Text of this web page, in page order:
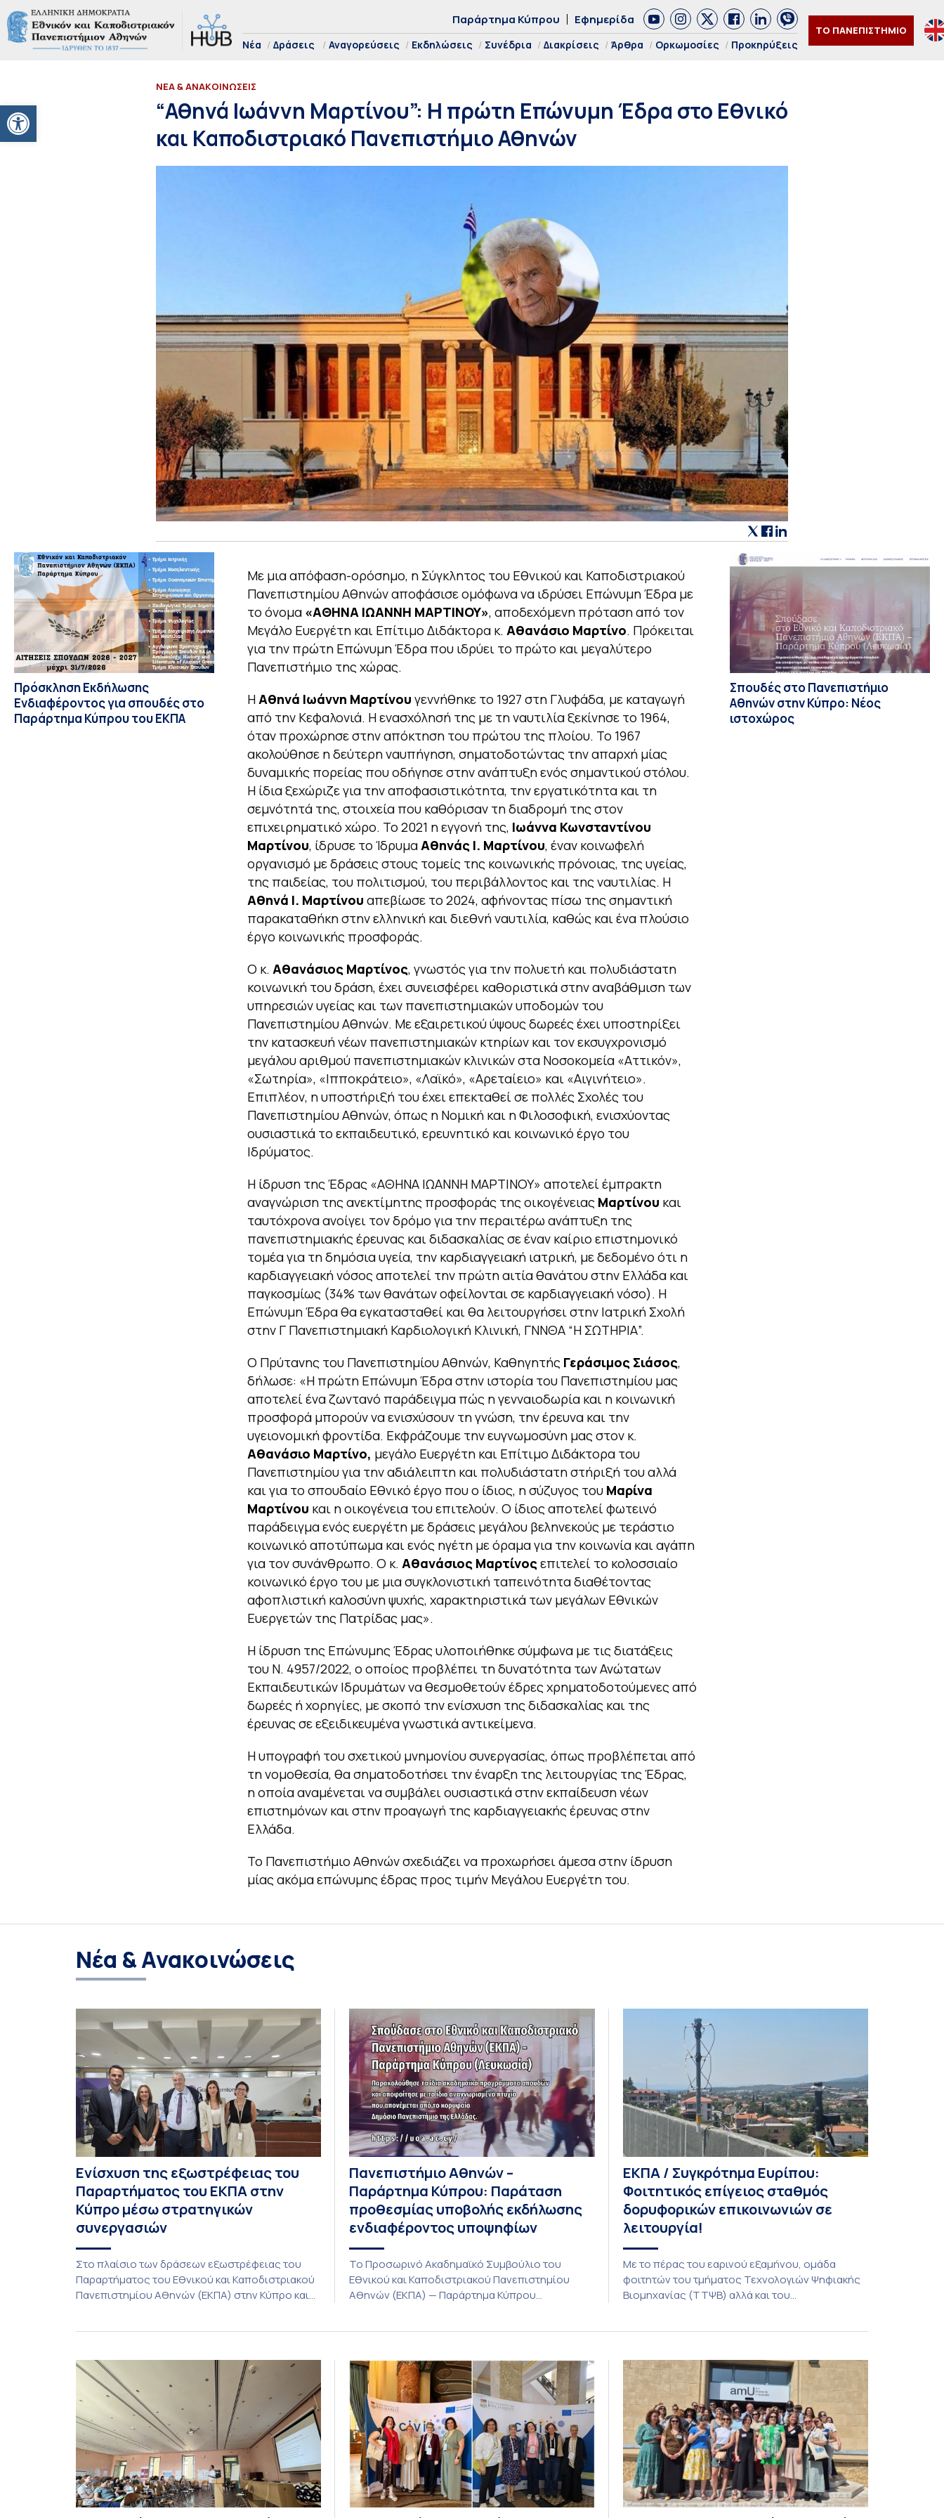
Ανοίξτε τη γραμμή εργαλείων
Παράρτημα Κύπρου Εφημερίδα
Νέα Δράσεις Αναγορεύσεις Εκδηλώσεις Συνέδρια Διακρίσεις Άρθρα Ορκωμοσίες Προκηρύξεις
ΤΟ ΠΑΝΕΠΙΣΤΗΜΙΟ
ΝΕΑ & ΑΝΑΚΟΙΝΩΣΕΙΣ
“Αθηνά Ιωάννη Μαρτίνου”: Η πρώτη Επώνυμη Έδρα στο Εθνικό
και Καποδιστριακό Πανεπιστήμιο Αθηνών
Πρόσκληση Εκδήλωσης
Ενδιαφέροντος για σπουδές στο
Παράρτημα Κύπρου του ΕΚΠΑ
Με μια απόφαση-ορόσημο, η Σύγκλητος του Εθνικού και Καποδιστριακού
Πανεπιστημίου Αθηνών αποφάσισε ομόφωνα να ιδρύσει Επώνυμη Έδρα με
το όνομα «ΑΘΗΝΑ ΙΩΑΝΝΗ ΜΑΡΤΙΝΟΥ», αποδεχόμενη πρόταση από τον
Μεγάλο Ευεργέτη και Επίτιμο Διδάκτορα κ. Αθανάσιο Μαρτίνο. Πρόκειται
για την πρώτη Επώνυμη Έδρα που ιδρύει το πρώτο και μεγαλύτερο
Πανεπιστήμιο της χώρας.
ΗΑθηνά Ιωάννη Μαρτίνου γεννήθηκε το 1927 στη Γλυφάδα, με καταγωγή
από την Κεφαλονιά. Η ενασχόλησή της με τη ναυτιλία ξεκίνησε το 1964,
όταν προχώρησε στην απόκτηση του πρώτου της πλοίου. Το 1967
ακολούθησε η δεύτερη ναυπήγηση, σηματοδοτώντας την απαρχή μίας
δυναμικής πορείας που οδήγησε στην ανάπτυξη ενός σημαντικού στόλου.
Η ίδια ξεχώριζε για την αποφασιστικότητα, την εργατικότητα και τη
σεμνότητά της, στοιχεία που καθόρισαν τη διαδρομή της στον
επιχειρηματικό χώρο. Το 2021 η εγγονή της, Ιωάννα Κωνσταντίνου
Μαρτίνου, ίδρυσε το ΊδρυμαΑθηνάς Ι. Μαρτίνου, έναν κοινωφελή
οργανισμό με δράσεις στους τομείς της κοινωνικής πρόνοιας, της υγείας,
της παιδείας, του πολιτισμού, του περιβάλλοντος και της ναυτιλίας. Η
Αθηνά Ι. Μαρτίνου απεβίωσε το 2024, αφήνοντας πίσω της σημαντική
παρακαταθήκη στην ελληνική και διεθνή ναυτιλία, καθώς και ένα πλούσιο
έργο κοινωνικής προσφοράς.
Ο κ. Αθανάσιος Μαρτίνος, γνωστός για την πολυετή και πολυδιάστατη
κοινωνική του δράση, έχει συνεισφέρει καθοριστικά στην αναβάθμιση των
υπηρεσιών υγείας και των πανεπιστημιακών υποδομών του
Πανεπιστημίου Αθηνών. Με εξαιρετικού ύψους δωρεές έχει υποστηρίξει
την κατασκευή νέων πανεπιστημιακών κτηρίων και τον εκσυγχρονισμό
μεγάλου αριθμού πανεπιστημιακών κλινικών στα Νοσοκομεία «Αττικόν»,
«Σωτηρία», «Ιπποκράτειο», «Λαϊκό», «Αρεταίειο» και «Αιγινήτειο».
Επιπλέον, η υποστήριξή του έχει επεκταθεί σε πολλές Σχολές του
Πανεπιστημίου Αθηνών, όπως η Νομική και η Φιλοσοφική, ενισχύοντας
ουσιαστικά το εκπαιδευτικό, ερευνητικό και κοινωνικό έργο του
Ιδρύματος.
Η ίδρυση της Έδρας «ΑΘΗΝΑ ΙΩΑΝΝΗ ΜΑΡΤΙΝΟΥ» αποτελεί έμπρακτη
αναγνώριση της ανεκτίμητης προσφοράς της οικογένειας Μαρτίνου και
ταυτόχρονα ανοίγει τον δρόμο για την περαιτέρω ανάπτυξη της
πανεπιστημιακής έρευνας και διδασκαλίας σε έναν καίριο επιστημονικό
τομέα για τη δημόσια υγεία, την καρδιαγγειακή ιατρική, με δεδομένο ότι η
καρδιαγγειακή νόσος αποτελεί την πρώτη αιτία θανάτου στην Ελλάδα και
παγκοσμίως (34% των θανάτων οφείλονται σε καρδιαγγειακή νόσο). Η
Επώνυμη Έδρα θα εγκατασταθεί και θα λειτουργήσει στην Ιατρική Σχολή
στην Γ Πανεπιστημιακή Καρδιολογική Κλινική, ΓΝΝΘΑ “Η ΣΩΤΗΡΙΑ”.
Ο Πρύτανης του Πανεπιστημίου Αθηνών, Καθηγητής Γεράσιμος Σιάσος,
δήλωσε: «Η πρώτη Επώνυμη Έδρα στην ιστορία του Πανεπιστημίου μας
αποτελεί ένα ζωντανό παράδειγμα πώς η γενναιοδωρία και η κοινωνική
προσφορά μπορούν να ενισχύσουν τη γνώση, την έρευνα και την
υγειονομική φροντίδα. Εκφράζουμε την ευγνωμοσύνη μας στον κ.
Αθανάσιο Μαρτίνο, μεγάλο Ευεργέτη και Επίτιμο Διδάκτορα του
Πανεπιστημίου για την αδιάλειπτη και πολυδιάστατη στήριξή του αλλά
και για το σπουδαίο Εθνικό έργο που ο ίδιος, η σύζυγος του Μαρίνα
Μαρτίνου και η οικογένεια του επιτελούν. Ο ίδιος αποτελεί φωτεινό
παράδειγμα ενός ευεργέτη με δράσεις μεγάλου βεληνεκούς με τεράστιο
κοινωνικό αποτύπωμα και ενός ηγέτη με όραμα για την κοινωνία και αγάπη
για τον συνάνθρωπο. Ο κ. Αθανάσιος Μαρτίνος επιτελεί το κολοσσιαίο
κοινωνικό έργο του με μια συγκλονιστική ταπεινότητα διαθέτοντας
αφοπλιστική καλοσύνη ψυχής, χαρακτηριστικά των μεγάλων Εθνικών
Ευεργετών της Πατρίδας μας».
Η ίδρυση της Επώνυμης Έδρας υλοποιήθηκε σύμφωνα με τις διατάξεις
του Ν. 4957/2022, ο οποίος προβλέπει τη δυνατότητα των Ανώτατων
Εκπαιδευτικών Ιδρυμάτων να θεσμοθετούν έδρες χρηματοδοτούμενες από
δωρεές ή χορηγίες, με σκοπό την ενίσχυση της διδασκαλίας και της
έρευνας σε εξειδικευμένα γνωστικά αντικείμενα.
Η υπογραφή του σχετικού μνημονίου συνεργασίας, όπως προβλέπεται από
τη νομοθεσία, θα σηματοδοτήσει την έναρξη της λειτουργίας της Έδρας,
η οποία αναμένεται να συμβάλει ουσιαστικά στην εκπαίδευση νέων
επιστημόνων και στην προαγωγή της καρδιαγγειακής έρευνας στην
Ελλάδα.
Το Πανεπιστήμιο Αθηνών σχεδιάζει να προχωρήσει άμεσα στην ίδρυση
μίας ακόμα επώνυμης έδρας προς τιμήν Μεγάλου Ευεργέτη του.
Σπουδές στο Πανεπιστήμιο
Αθηνών στην Κύπρο: Νέος
ιστοχώρος
Νέα & Ανακοινώσεις
Ενίσχυση της εξωστρέφειας του
Παραρτήματος του ΕΚΠΑ στην
Κύπρο μέσω στρατηγικών
συνεργασιών
Στο πλαίσιο των δράσεων εξωστρέφειας του
Παραρτήματος του Εθνικού και Καποδιστριακού
Πανεπιστημίου Αθηνών (ΕΚΠΑ) στην Κύπρο και
Διοίκησης Επιχειρήσεων και Οργανισμών τον
Σεπτέμβριο του 2026, ο Κοσμήτορας της Σχολής
Οικονομικών και Πολιτικών Επιστημών,
Καθηγητής Νικόλαος Ηρειώτης, και ο Πρόεδρος
του Τμήματος […]
Πανεπιστήμιο Αθηνών –
Παράρτημα Κύπρου: Παράταση
προθεσμίας υποβολής εκδήλωσης
ενδιαφέροντος υποψηφίων
Το Προσωρινό Ακαδημαϊκό Συμβούλιο του
Εθνικού και Καποδιστριακού Πανεπιστημίου
Αθηνών (ΕΚΠΑ) — Παράρτημα Κύπρου
εκδήλωσης ενδιαφέροντος για την φοίτηση σε
Προγράμματα Σπουδών, Τμημάτων του
Πανεπιστημίου μας στο Παράρτημα Κύπρου για
το ακαδημαϊκό έτος 2026-2027, έως τη Δευτέρα
31 Αυγούστου 2026. […]
ΕΚΠΑ / Συγκρότημα Ευρίπου:
Φοιτητικός επίγειος σταθμός
δορυφορικών επικοινωνιών σε
λειτουργία!
Με το πέρας του εαρινού εξαμήνου, ομάδα
φοιτητών του τμήματος Τεχνολογιών Ψηφιακής
Βιομηχανίας (ΤΤΨΒ) αλλά και του
λειτουργεί πλέον στο Συγκρότημα Ευρίπου και
εντάσσεται στο παγκόσμιο δίκτυο SatNOGS. Η
ιδέα προέκυψε έπειτα από την επίσκεψη
φοιτητών του ΤΤΨΒ στο Open Source […]